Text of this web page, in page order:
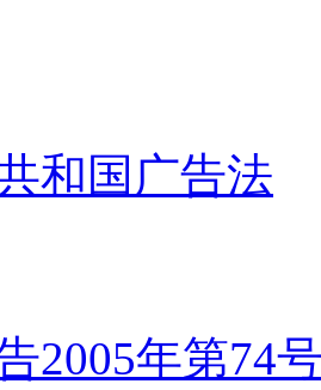
和国广告法
2005年第74